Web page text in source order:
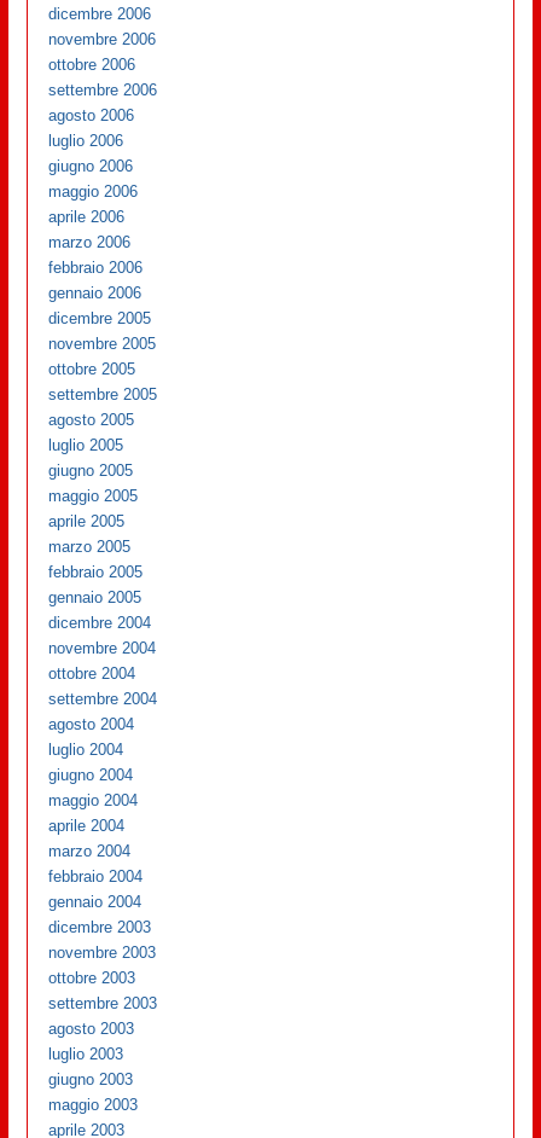
dicembre 2006
novembre 2006
ottobre 2006
settembre 2006
agosto 2006
luglio 2006
giugno 2006
maggio 2006
aprile 2006
marzo 2006
febbraio 2006
gennaio 2006
dicembre 2005
novembre 2005
ottobre 2005
settembre 2005
agosto 2005
luglio 2005
giugno 2005
maggio 2005
aprile 2005
marzo 2005
febbraio 2005
gennaio 2005
dicembre 2004
novembre 2004
ottobre 2004
settembre 2004
agosto 2004
luglio 2004
giugno 2004
maggio 2004
aprile 2004
marzo 2004
febbraio 2004
gennaio 2004
dicembre 2003
novembre 2003
ottobre 2003
settembre 2003
agosto 2003
luglio 2003
giugno 2003
maggio 2003
aprile 2003